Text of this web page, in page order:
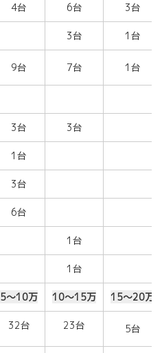
4台 6台 3台
3台 1台
9台 7台 1台
3台 3台
1台
3台
6台
1台
1台
5～10万 10～15万 15～20万
32台 23台 5台